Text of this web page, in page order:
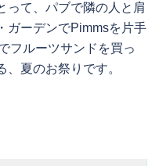
って、パブで隣の人と肩
ガーデンでPimmsを片手
フルーツサンドを買っ
夏のお祭りです。